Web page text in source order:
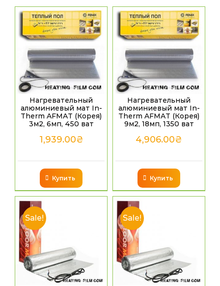
Нагревательный
алюминиевый мат In-
Therm AFMAT (Корея)
3м2, 6мп, 450 ват
1,939.00₴
Купить
Нагревательный
алюминиевый мат In-
Therm AFMAT (Корея)
9м2, 18мп, 1350 ват
4,906.00₴
Купить
Sale! Sale!